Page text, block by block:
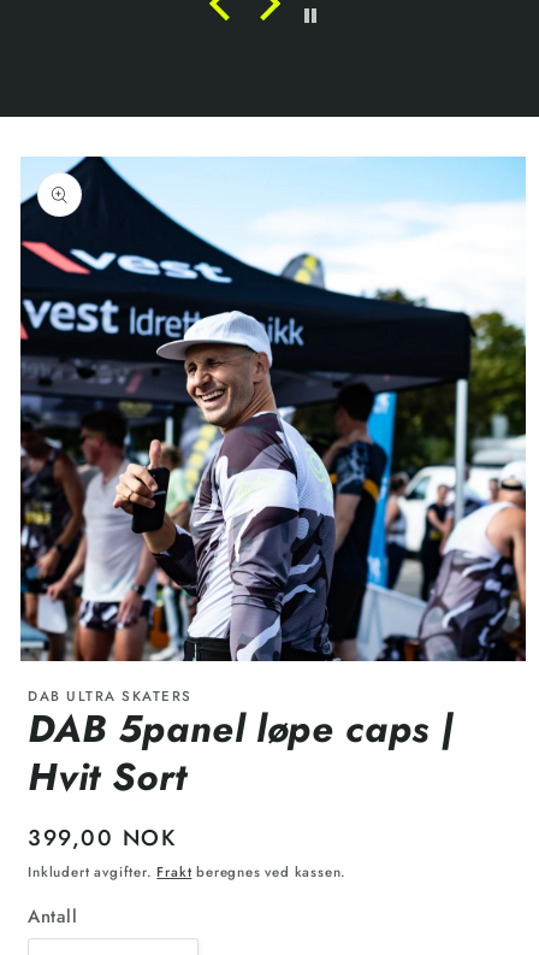
DAB ULTRA SKATERS
DAB 5panel løpe caps |
Hvit Sort
399,00 NOK
Inkludert avgifter. Frakt beregnes ved kassen.
Antall